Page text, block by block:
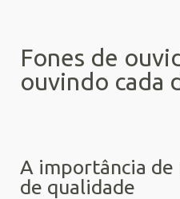
Fones de
ouvindo cada
A importância de
de qualidade